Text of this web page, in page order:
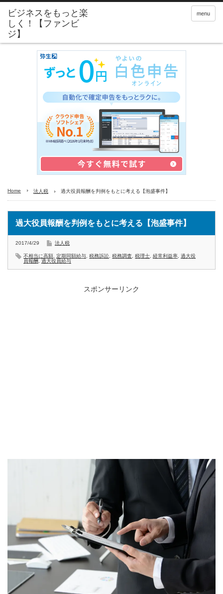
menu
Home 法人税 過大役員報酬を判例をもとに考える【泡盛事件】
過大役員報酬を判例をもとに考える【泡盛事件】
2017/4/29 法人税
不相当に高額 定期同額給与 税務訴訟 税務調査 税理士 経常利益率 過大役
員報酬
過大役員給与
スポンサーリンク